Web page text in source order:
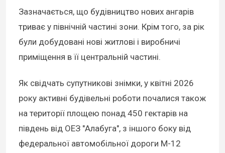
Зазначається, що будівництво нових ангарів
триває у північній частині зони. Крім того, за рік
були добудовані нові житлові і виробничі
приміщення в її центральній частині.
Як свідчать супутникові знімки, у квітні 2026
року активні будівельні роботи почалися також
на території площею понад 450 гектарів на
південь від ОЕЗ "Алабуга", з іншого боку від
федеральної автомобільної дороги М-12